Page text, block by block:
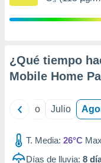
mediante
de
¿Qué tiempo
Mobile Home
Junio Julio
T. Media: 26°C
Días de lluvia: 8